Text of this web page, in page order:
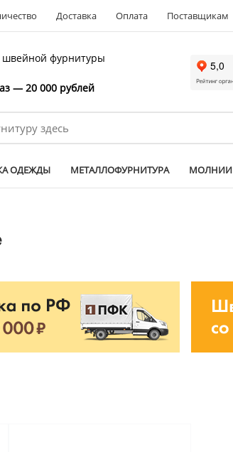
Доставка Оплата Поставщикам
швейной фурнитуры
— 20 000 рублей
ОДЕЖДЫ МЕТАЛЛОФУРНИТУРА МОЛНИИ